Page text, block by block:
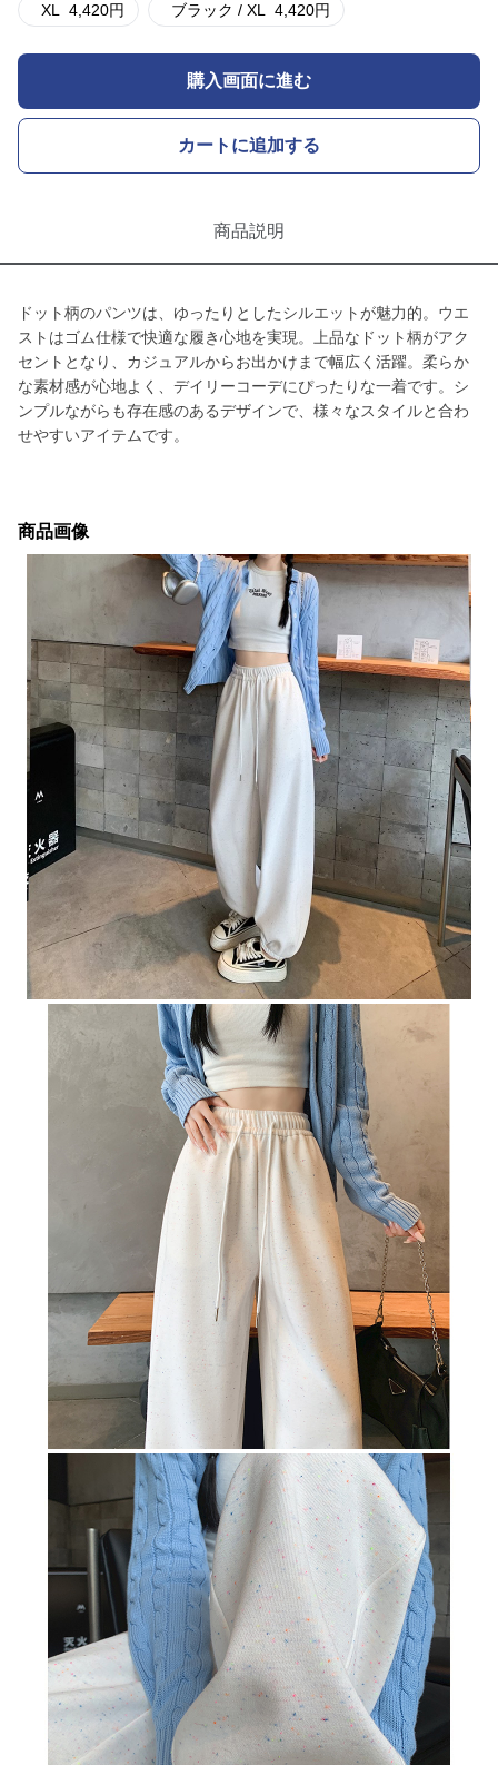
XL 4,420円 ブラック / XL 4,420円
購入画面に進む
カートに追加する
商品説明
ドット柄のパンツは、ゆったりとしたシルエットが魅力的。ウエ
ストはゴム仕様で快適な履き心地を実現。上品なドット柄がアク
セントとなり、カジュアルからお出かけまで幅広く活躍。柔らか
な素材感が心地よく、デイリーコーデにぴったりな一着です。シ
ンプルながらも存在感のあるデザインで、様々なスタイルと合わ
せやすいアイテムです。
商品画像